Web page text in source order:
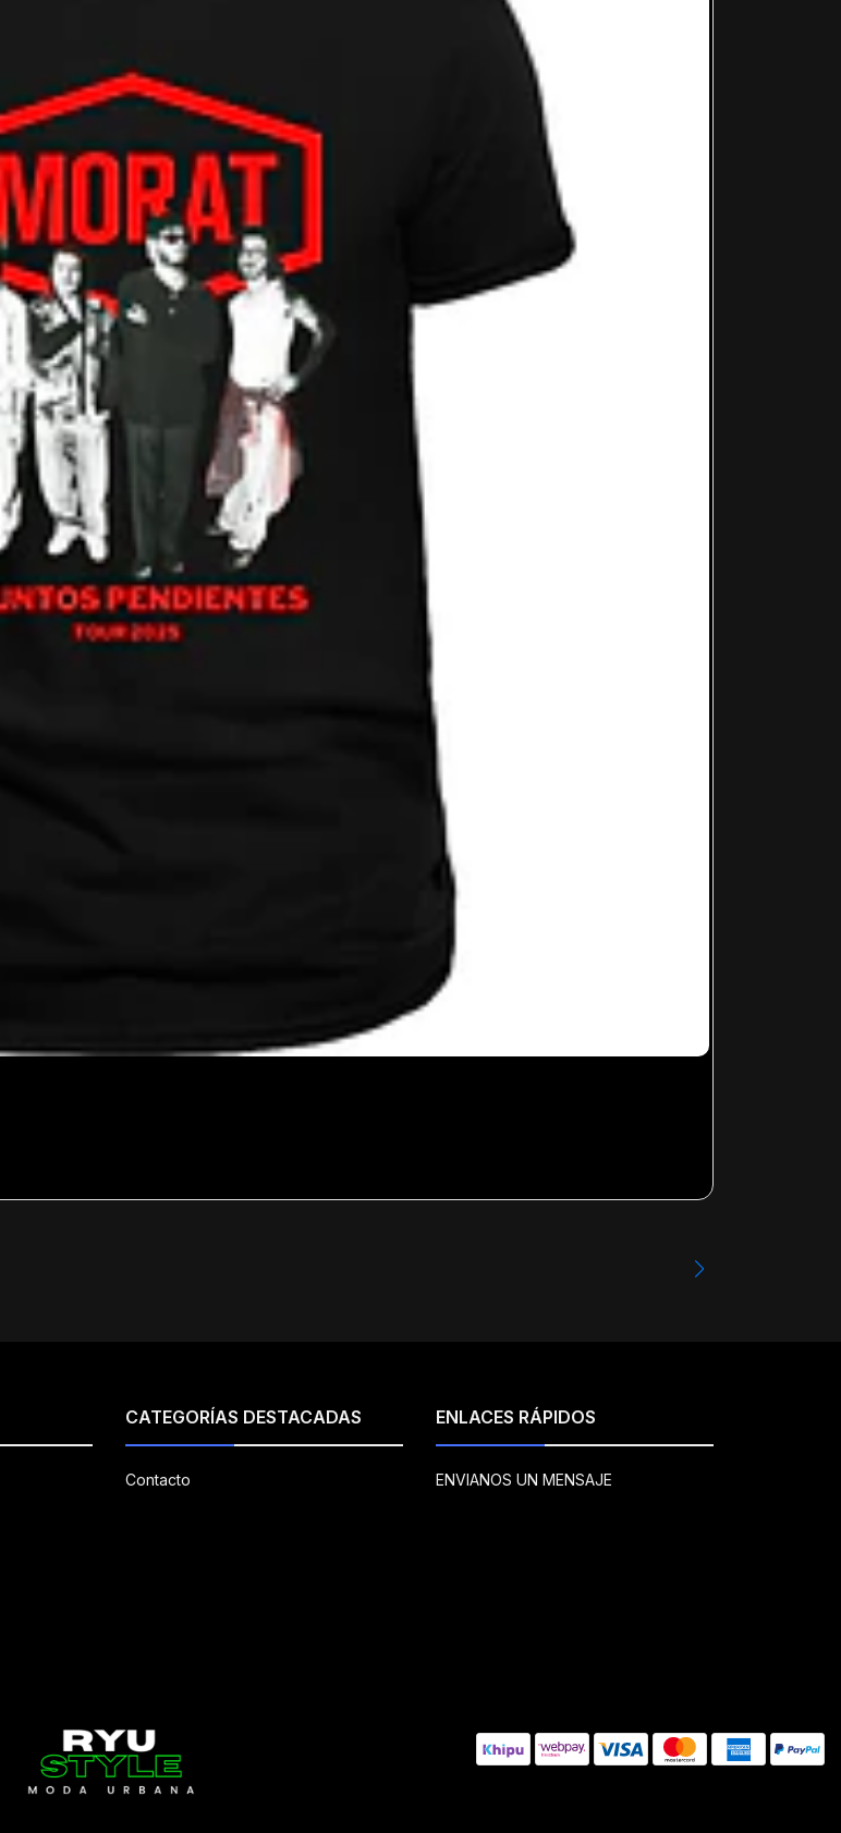
CATEGORÍAS DESTACADAS
Contacto
ENLACES RÁPIDOS
ENVIANOS UN MENSAJE